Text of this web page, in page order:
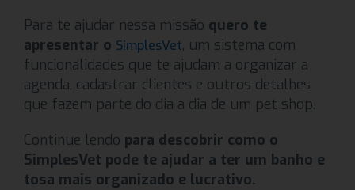
Para te ajudar nessa missão quero te
apresentar o SimplesVet, um sistema com
funcionalidades que te ajudam a organizar a
agenda, cadastrar clientes e outros detalhes
que fazem parte do dia a dia de um pet shop.
Continue lendo para descobrir como o
SimplesVet pode te ajudar a ter um banho e
tosa mais organizado e lucrativo.